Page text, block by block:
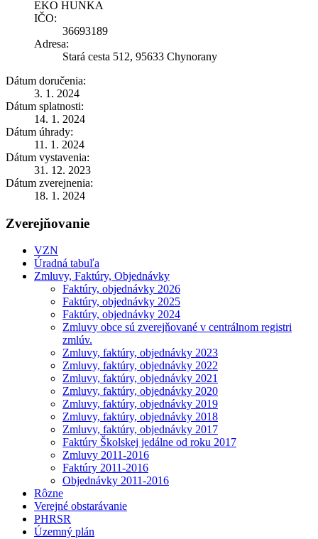
EKO HUNKA
IČO:
36693189
Adresa:
Stará cesta 512, 95633 Chynorany
Dátum doručenia:
3. 1. 2024
Dátum splatnosti:
14. 1. 2024
Dátum úhrady:
11. 1. 2024
Dátum vystavenia:
31. 12. 2023
Dátum zverejnenia:
18. 1. 2024
Zverejňovanie
VZN
Úradná tabuľa
Zmluvy, Faktúry, Objednávky
Faktúry, objednávky 2026
Faktúry, objednávky 2025
Faktúry, objednávky 2024
Zmluvy obce sú zverejňované v centrálnom registri
zmlúv.
Zmluvy, faktúry, objednávky 2023
Zmluvy, faktúry, objednávky 2022
Zmluvy, faktúry, objednávky 2021
Zmluvy, faktúry, objednávky 2020
Zmluvy, faktúry, objednávky 2019
Zmluvy, faktúry, objednávky 2018
Zmluvy, faktúry, objednávky 2017
Faktúry Školskej jedálne od roku 2017
Zmluvy 2011-2016
Faktúry 2011-2016
Objednávky 2011-2016
Rôzne
Verejné obstarávanie
PHRSR
Územný plán